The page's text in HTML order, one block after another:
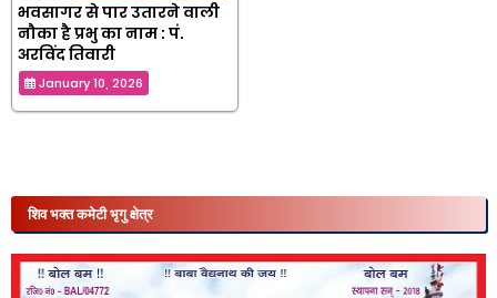
भवसागर से पार उतारने वाली
नौका है प्रभु का नाम : पं.
अरविंद तिवारी
January 10, 2026
शिव भक्त कमेटी भृगु क्षेत्र